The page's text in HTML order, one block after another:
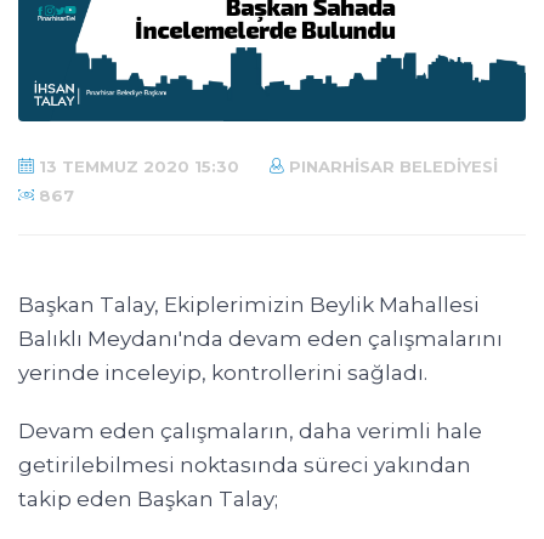
13 TEMMUZ 2020 15:30
PINARHISAR BELEDIYESI
867
Başkan Talay, Ekiplerimizin Beylik Mahallesi
Balıklı Meydanı'nda devam eden çalışmalarını
yerinde inceleyip, kontrollerini sağladı.
Devam eden çalışmaların, daha verimli hale
getirilebilmesi noktasında süreci yakından
takip eden Başkan Talay;